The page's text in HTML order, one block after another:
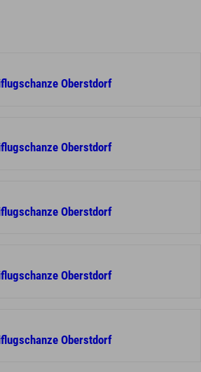
Oberstdorf
Oberstdorf
Oberstdorf
Oberstdorf
Oberstdorf